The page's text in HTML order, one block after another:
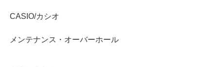
CASIO/カシオ
メンテナンス・オーバーホール